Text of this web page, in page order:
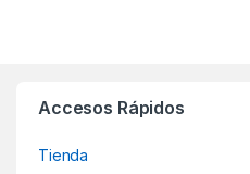
Accesos Rápidos
Tienda